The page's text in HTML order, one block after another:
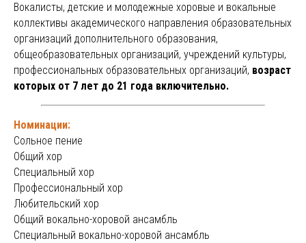
Вокалисты, детские и молодежные хоровые и вокальные
коллективы академического направления образовательных
организаций дополнительного образования,
общеобразовательных организаций, учреждений культуры,
профессиональных образовательных организаций, возраст
которых от 7 лет до 21 года включительно.
Номинации:
Сольное пение
Общий хор
Специальный хор
Профессиональный хор
Любительский хор
Общий вокально-хоровой ансамбль
Специальный вокально-хоровой ансамбль